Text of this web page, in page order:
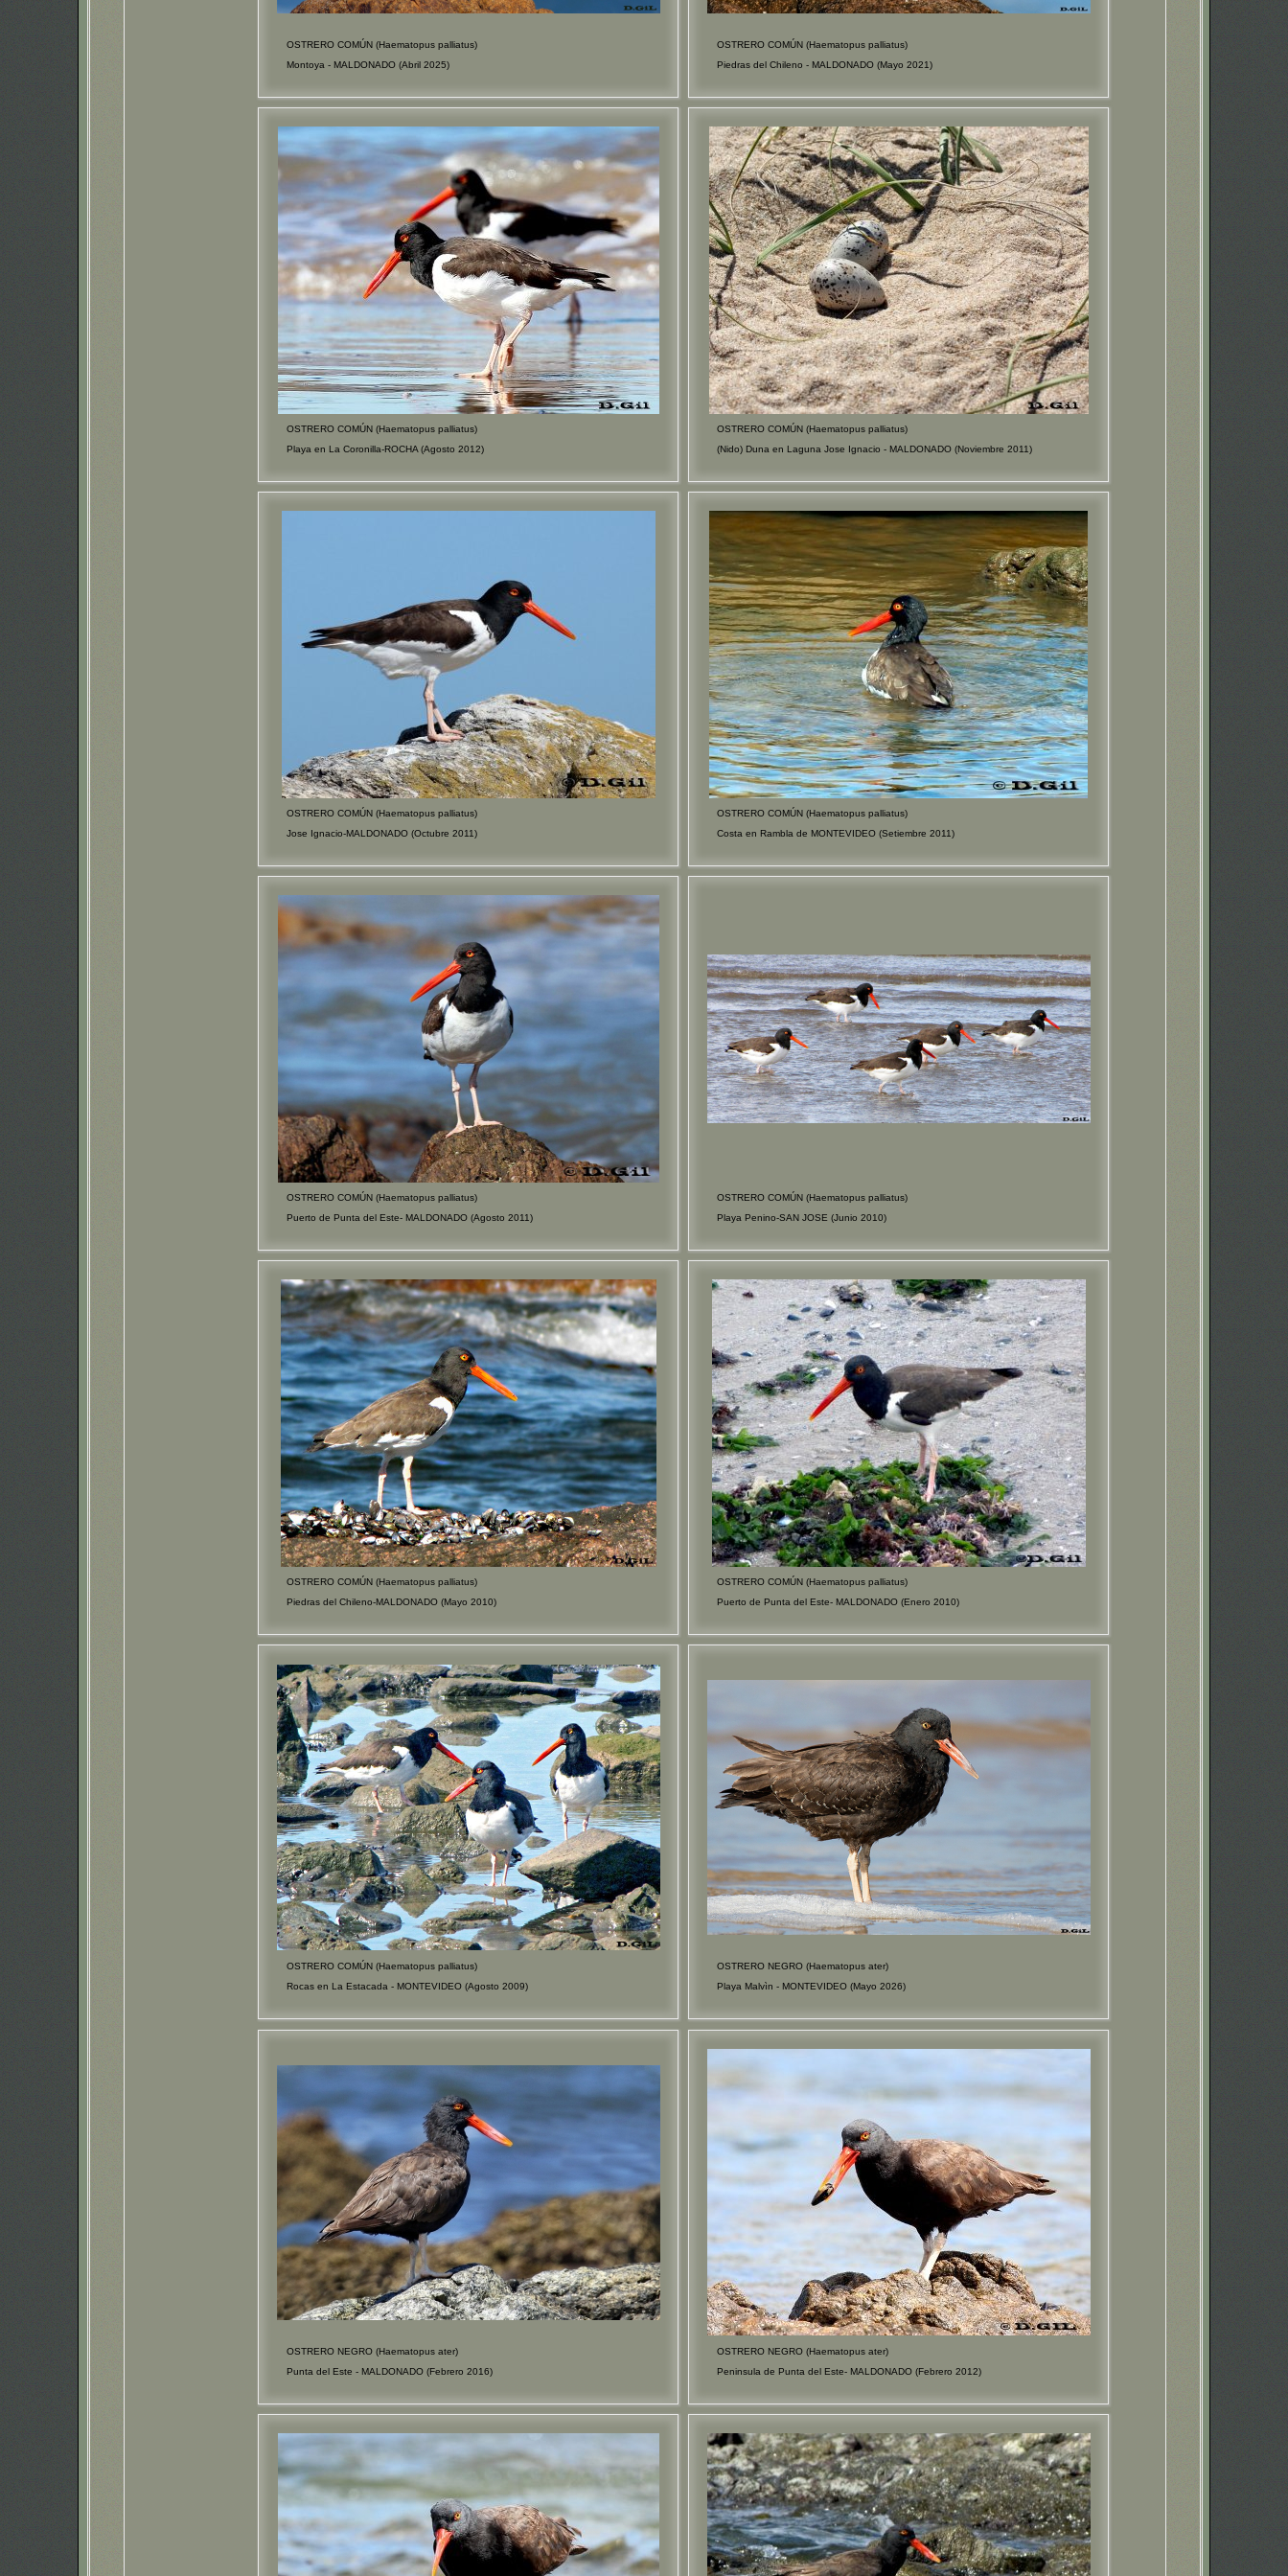
OSTRERO COMÚN (Haematopus palliatus)
Montoya - MALDONADO (Abril 2025)
OSTRERO COMÚN (Haematopus palliatus)
Piedras del Chileno - MALDONADO (Mayo 2021)
OSTRERO COMÚN (Haematopus palliatus)
Playa en La Coronilla-ROCHA (Agosto 2012)
OSTRERO COMÚN (Haematopus palliatus)
(Nido) Duna en Laguna Jose Ignacio - MALDONADO (Noviembre 2011)
OSTRERO COMÚN (Haematopus palliatus)
Jose Ignacio-MALDONADO (Octubre 2011)
OSTRERO COMÚN (Haematopus palliatus)
Costa en Rambla de MONTEVIDEO (Setiembre 2011)
OSTRERO COMÚN (Haematopus palliatus)
Puerto de Punta del Este- MALDONADO (Agosto 2011)
OSTRERO COMÚN (Haematopus palliatus)
Playa Penino-SAN JOSE (Junio 2010)
OSTRERO COMÚN (Haematopus palliatus)
Piedras del Chileno-MALDONADO (Mayo 2010)
OSTRERO COMÚN (Haematopus palliatus)
Puerto de Punta del Este- MALDONADO (Enero 2010)
OSTRERO COMÚN (Haematopus palliatus)
Rocas en La Estacada - MONTEVIDEO (Agosto 2009)
OSTRERO NEGRO (Haematopus ater)
Playa Malvìn - MONTEVIDEO (Mayo 2026)
OSTRERO NEGRO (Haematopus ater)
Punta del Este - MALDONADO (Febrero 2016)
OSTRERO NEGRO (Haematopus ater)
Peninsula de Punta del Este- MALDONADO (Febrero 2012)